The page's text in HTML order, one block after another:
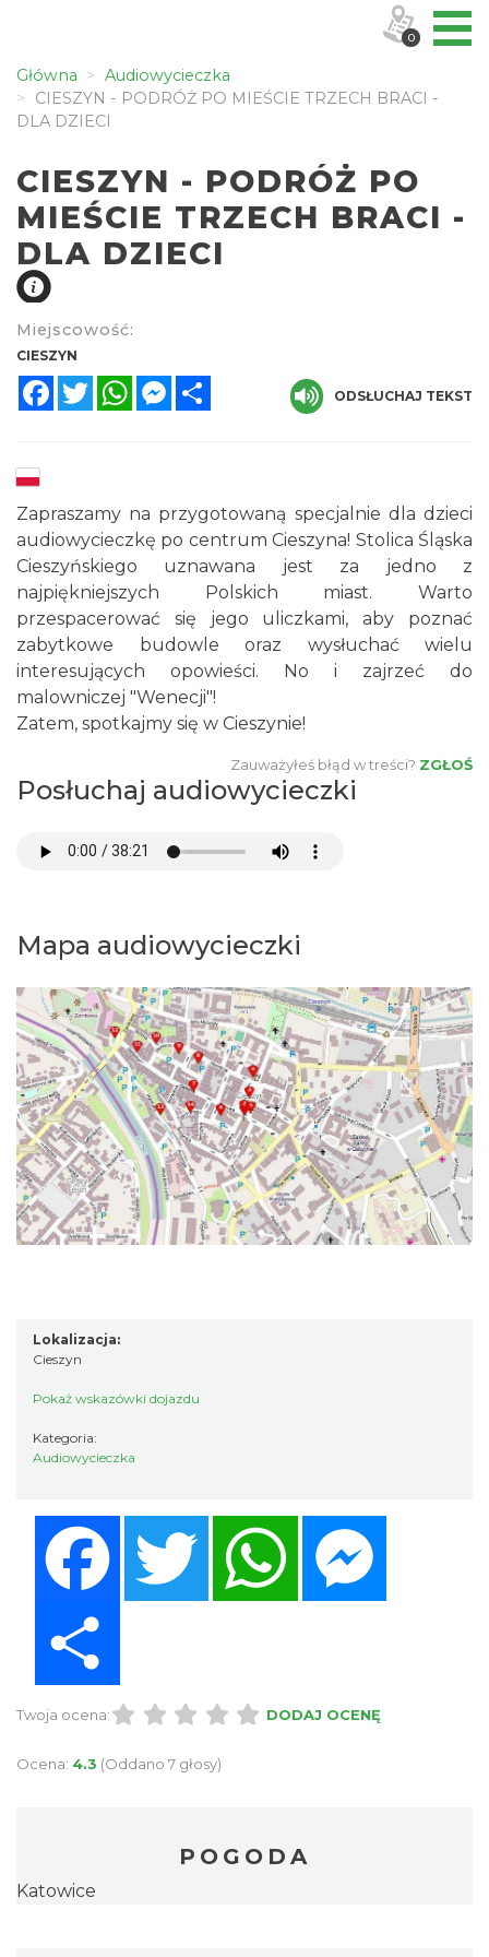
Główna
Audiowycieczka
CIESZYN - PODRÓŻ PO MIEŚCIE TRZECH BRACI -
DLA DZIECI
CIESZYN - PODRÓŻ PO
MIEŚCIE TRZECH BRACI -
DLA DZIECI
Miejscowość:
CIESZYN
FacebookTwitterWhatsAppMessenger
ODSŁUCHAJ TEKST
Zapraszamy na przygotowaną specjalnie dla dzieci
audiowycieczkę po centrum Cieszyna! Stolica Śląska
Cieszyńskiego uznawana jest za jedno z
najpiękniejszych Polskich miast. Warto
przespacerować się jego uliczkami, aby poznać
zabytkowe budowle oraz wysłuchać wielu
interesujących opowieści. No i zajrzeć do
malowniczej "Wenecji"!
Zatem, spotkajmy się w Cieszynie!
Zauważyłeś błąd w treści? ZGŁOŚ
Posłuchaj audiowycieczki
Mapa audiowycieczki
Lokalizacja:
Cieszyn
Pokaż wskazówki dojazdu
Kategoria:
Audiowycieczka
Twitter WhatsApp
Twoja ocena: DODAJ OCENĘ
Ocena: 4.3 (Oddano 7 głosy)
POGODA
Katowice
0